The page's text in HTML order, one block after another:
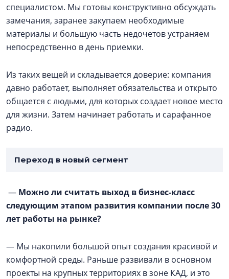
специалистом. Мы готовы конструктивно обсуждать
замечания, заранее закупаем необходимые
материалы и большую часть недочетов устраняем
непосредственно в день приемки.
Из таких вещей и складывается доверие: компания
давно работает, выполняет обязательства и открыто
общается с людьми, для которых создает новое место
для жизни. Затем начинает работать и сарафанное
радио.
Переход в новый сегмент
— Можно ли считать выход в бизнес-класс
следующим этапом развития компании после 30
лет работы на рынке?
— Мы накопили большой опыт создания красивой и
комфортной среды. Раньше развивали в основном
проекты на крупных территориях в зоне КАД, и это